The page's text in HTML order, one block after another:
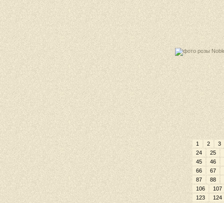
1 2
3
24
25
45
46
66
67
87
88
106
107
123
124